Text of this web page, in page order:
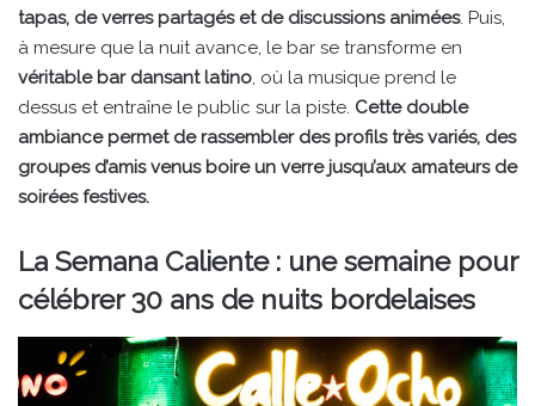
tapas, de verres partagés et de discussions animées. Puis,
à mesure que la nuit avance, le bar se transforme en
véritable bar dansant latino, où la musique prend le
dessus et entraîne le public sur la piste. Cette double
ambiance permet de rassembler des profils très variés, des
groupes d’amis venus boire un verre jusqu’aux amateurs de
soirées festives.
La Semana Caliente : une semaine pour
célébrer 30 ans de nuits bordelaises